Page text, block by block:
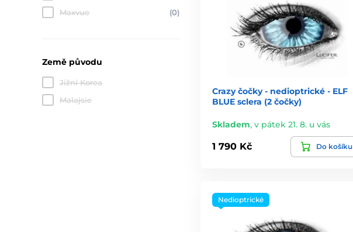
Maxvue
(0)
Země původu
Jižní Korea
Malajsie
Crazy čočky - nedioptrické - ELF
BLUE sclera (2 čočky)
Skladem, v pátek 21. 8. u vás
1 790 Kč Do košíku
Nedioptrické